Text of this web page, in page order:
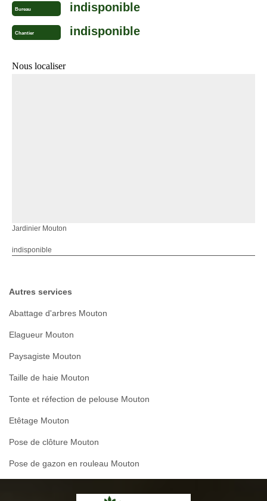
Bureau indisponible
Chantier indisponible
Nous localiser
Jardinier Mouton
indisponible
Autres services
Abattage d'arbres Mouton
Elagueur Mouton
Paysagiste Mouton
Taille de haie Mouton
Tonte et réfection de pelouse Mouton
Etêtage Mouton
Pose de clôture Mouton
Pose de gazon en rouleau Mouton